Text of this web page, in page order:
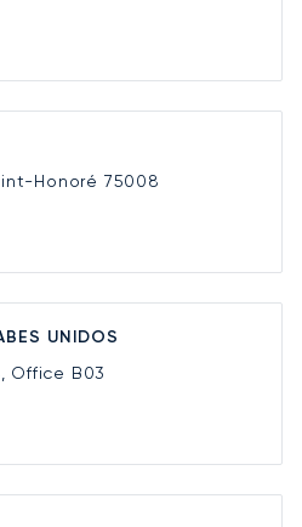
Honoré 75008
UNIDOS
Office B03